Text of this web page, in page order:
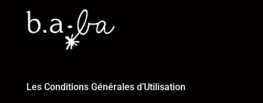
Les Conditions Générales d’Utilisation